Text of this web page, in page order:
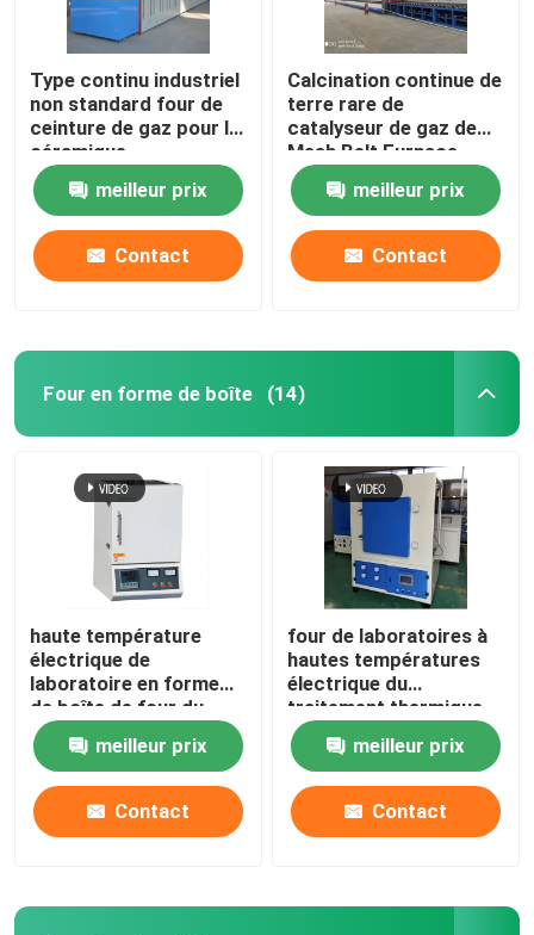
Type continu industriel
non standard four de
ceinture de gaz pour la
céramique
meilleur prix
Contact
Calcination continue de
terre rare de
catalyseur de gaz de
Mesh Belt Furnace
Energy Natural
meilleur prix
Contact
Four en forme de boîte (14)
haute température
électrique de
laboratoire en forme
de boîte de four du
traitement thermique
1200C avec le fil de
résistance
meilleur prix
Contact
four de laboratoires à
hautes températures
électrique du
traitement thermique
1400C avec le fil de
résistancemeilleur prix
Contact